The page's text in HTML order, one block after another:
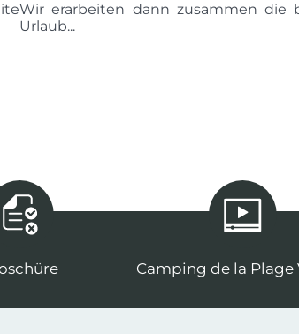
Wir erarbeiten dann zusammen die
Urlaub...
Camping de la Plage